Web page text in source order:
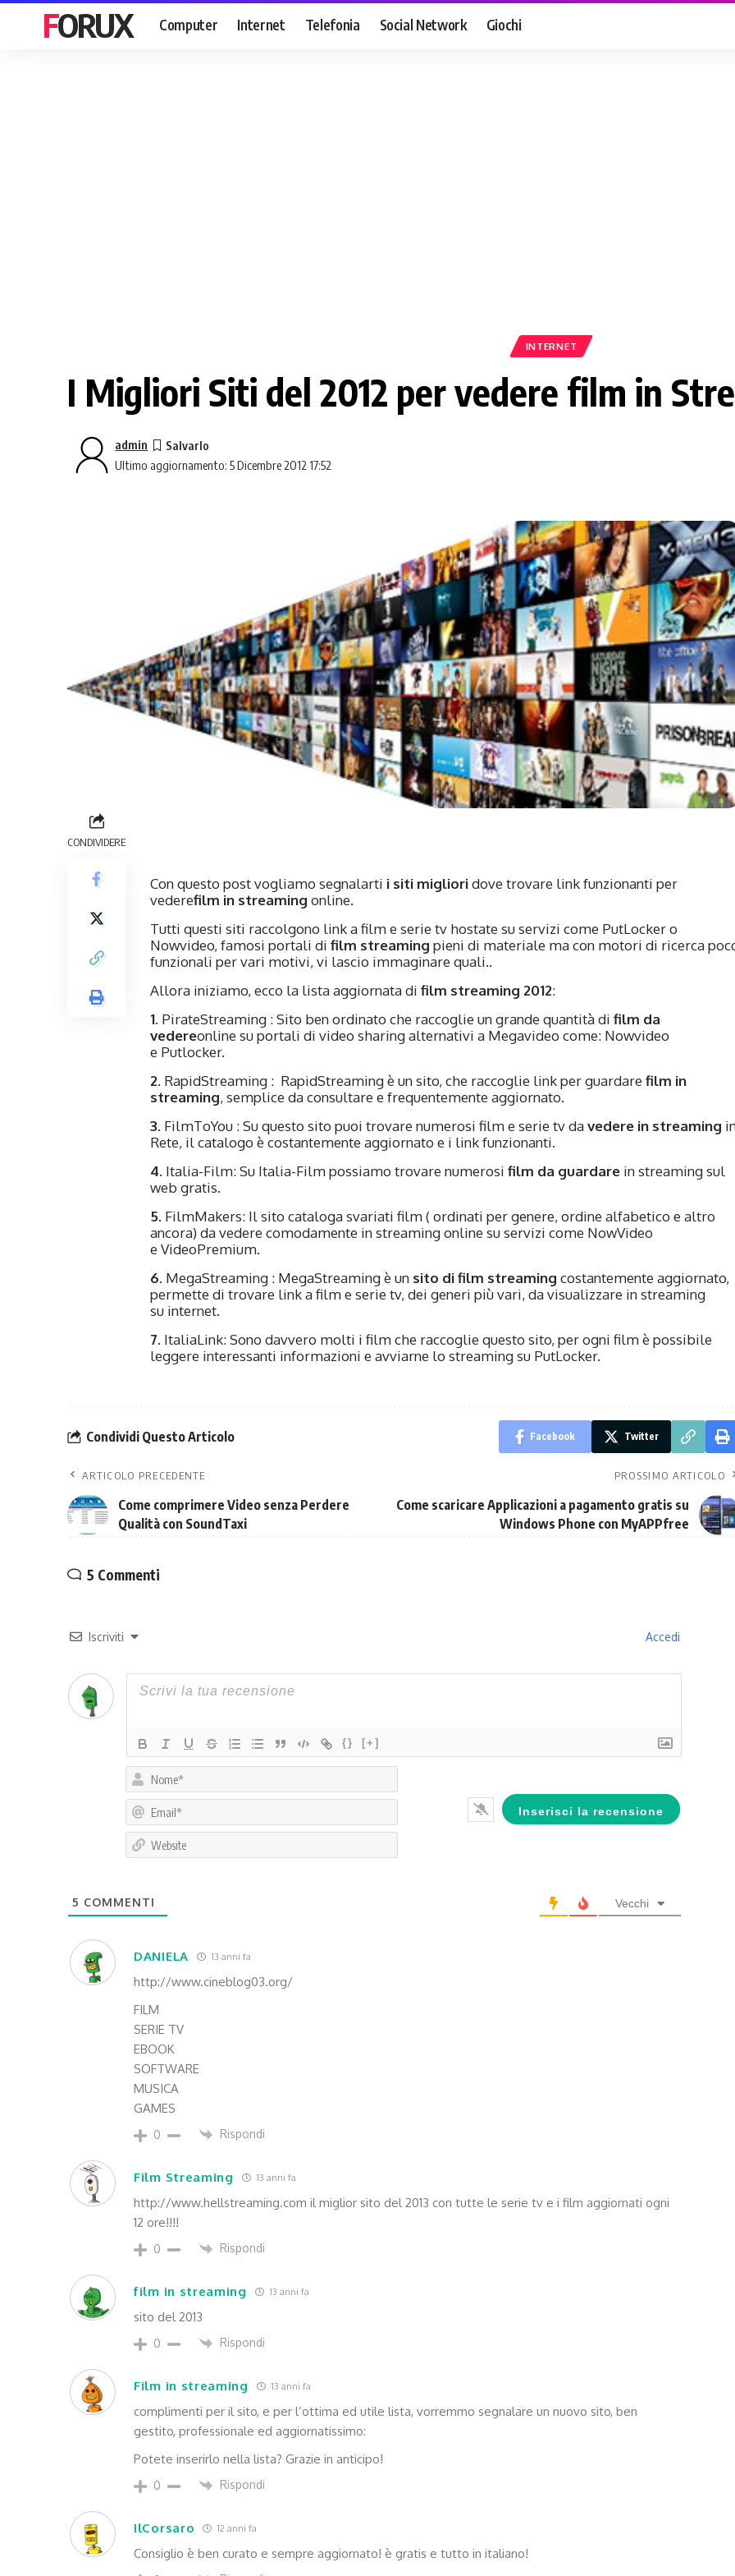
FORUX Computer Internet Telefonia Social Network Giochi
INTERNET
I Migliori Siti del 2012 per vedere film in
Ultimo aggiornamento: 5 Dicembre 2012 17:52
admin
CONDIVIDERE
Con questo post vogliamo segnalarti i siti miglioridove trovare link funzionanti per
vederefilm in streaming online.
Tutti questi siti raccolgono link a film e serie tv hostate su servizi come PutLocker o
Nowvideo, famosi portali di film streaming pieni di materiale ma con motori di ricerca
funzionali per vari motivi, vi lascio immaginare quali..
Allora iniziamo, ecco la lista aggiornata di film streaming 2012:
1. PirateStreaming : Sito ben ordinato che raccoglie un grande quantità di film da
vedereonline su portali di video sharing alternativi a Megavideo come: Nowvideo
e Putlocker.
2. RapidStreaming : RapidStreaming è un sito, che raccoglie link per guardare film in
streaming, semplice da consultare e frequentemente aggiornato.
3. FilmToYou : Su questo sito puoi trovare numerosi film e serie tv davedere in streaming
Rete, il catalogo è costantemente aggiornato e i link funzionanti.
4. Italia-Film: Su Italia-Film possiamo trovare numerosi film da guardare in streaming sul
web gratis.
5. FilmMakers: Il sito cataloga svariati film ( ordinati per genere, ordine alfabetico e altro
ancora) da vedere comodamente in streaming online su servizi come NowVideo
e VideoPremium.
6. MegaStreaming : MegaStreaming è un sito di film streaming costantemente aggiornato,
permette di trovare link a film e serie tv, dei generi più vari, da visualizzare in streaming
su internet.
7. ItaliaLink: Sono davvero molti i film che raccoglie questo sito, per ogni film è possibile
leggere interessanti informazioni e avviarne lo streaming su PutLocker.
Condividi Questo Articolo Facebook Twitter
ARTICOLO PRECEDENTE
Come comprimere Video senza Perdere
Qualità con SoundTaxi
PROSSIMO ARTICOLO
Come scaricare Applicazioni a pagamento gratis su
Windows Phone con MyAPPfree
5 Commenti
Iscriviti Accedi
{} [+]
5 COMMENTI Vecchi
DANIELA 13 anni fa
http://www.cineblog03.org/
FILM
SERIE TV
EBOOK
SOFTWARE
MUSICA
GAMES
0 Rispondi
Film Streaming 13 anni fa
http://www.hellstreaming.com il miglior sito del 2013 con tutte le serie tv e i film aggiornati ogni
12 ore!!!!
0 Rispondi
film in streaming 13 anni fa
sito del 2013
0 Rispondi
Film in streaming 13 anni fa
complimenti per il sito, e per l’ottima ed utile lista, vorremmo segnalare un nuovo sito, ben
gestito, professionale ed aggiornatissimo:
Potete inserirlo nella lista? Grazie in anticipo!
0 Rispondi
IlCorsaro 12 anni fa
Consiglio è ben curato e sempre aggiornato! è gratis e tutto in italiano!